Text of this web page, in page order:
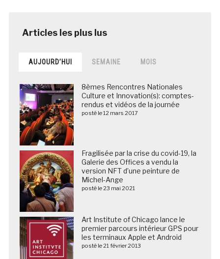
AUJOURD’HUI SEMAINE MOIS
8èmes Rencontres Nationales
Culture et Innovation(s): comptes-
rendus et vidéos de la journée
posté le 12 mars 2017
Fragilisée par la crise du covid-19, la
Galerie des Offices a vendu la
version NFT d’une peinture de
Michel-Ange
posté le 23 mai 2021
Art Institute of Chicago lance le
premier parcours intérieur GPS pour
les terminaux Apple et Android
posté le 21 février 2013